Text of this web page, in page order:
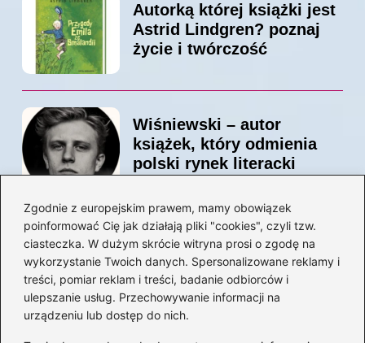
Zgodnie z europejskim prawem, mamy obowiązek
poinformować Cię jak działają pliki "cookies", czyli tzw.
ciasteczka. W dużym skrócie witryna prosi o zgodę na
wykorzystanie Twoich danych. Spersonalizowane reklamy i
treści, pomiar reklam i treści, badanie odbiorców i
ulepszanie usług. Przechowywanie informacji na
urządzeniu lub dostęp do nich.
Autorką której książki jest
Astrid Lindgren? poznaj
życie i twórczość
Wiśniewski – autor
książek, który odmienia
polski rynek literacki
Magiczne kulisy życia
autora książki o Kubusiu
Puchatku